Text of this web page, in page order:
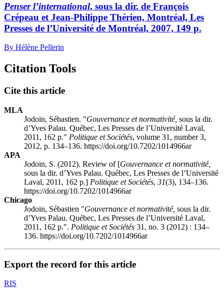
Penser l’international, sous la dir. de François
Crépeau et Jean-Philippe Thérien, Montréal, Les
Presses de l’Université de Montréal, 2007, 149 p.
By Hélène Pellerin
Citation Tools
Cite this article
MLA
Jodoin, Sébastien. "Gouvernance et normativité, sous la dir.
d’Yves Palau. Québec, Les Presses de l’Université Laval,
2011, 162 p." Politique et Sociétés, volume 31, number 3,
2012, p. 134–136. https://doi.org/10.7202/1014966ar
APA
Jodoin, S. (2012). Review of [Gouvernance et normativité,
sous la dir. d’Yves Palau. Québec, Les Presses de l’Université
Laval, 2011, 162 p.] Politique et Sociétés, 31(3), 134–136.
https://doi.org/10.7202/1014966ar
Chicago
Jodoin, Sébastien "Gouvernance et normativité, sous la dir.
d’Yves Palau. Québec, Les Presses de l’Université Laval,
2011, 162 p.". Politique et Sociétés 31, no. 3 (2012) : 134–
136. https://doi.org/10.7202/1014966ar
Export the record for this article
RIS